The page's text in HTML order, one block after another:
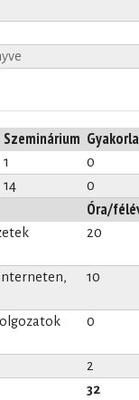
Szeminárium
1
0
14 0
Óra/
20
10
0
2
32